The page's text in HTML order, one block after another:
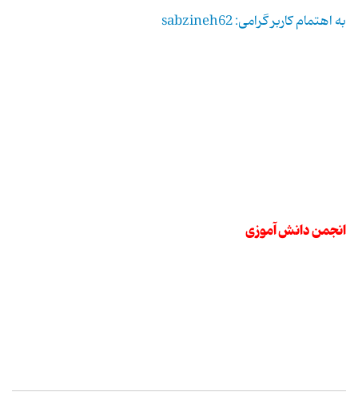
به اهتمام کاربر گرامی: sabzineh62
انجمن دانش آموزی